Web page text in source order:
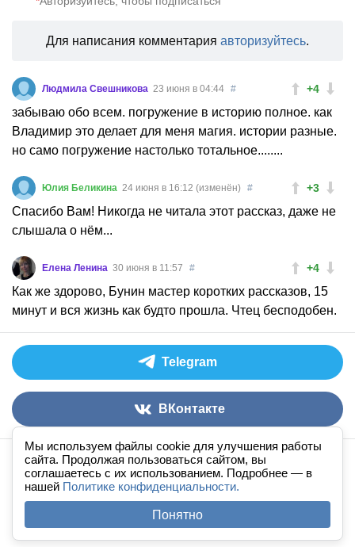
Мы используем файлы cookie для улучшения работы
сайта. Продолжая пользоваться сайтом, вы
соглашаетесь с их использованием. Подробнее — в
нашей Политике конфиденциальности.
Понятно
Для написания комментария авторизуйтесь.
+4
Людмила Свешникова 23 июня в 04:44 #
забываю обо всем. погружение в историю полное. как
Владимир это делает для меня магия. истории разные.
но само погружение настолько тотальное........
+3
Юлия Беликина 24 июня в 16:12 (изменён) #
Спасибо Вам! Никогда не читала этот рассказ, даже не
слышала о нём...
+4
Елена Ленина 30 июня в 11:57 #
Как же здорово, Бунин мастер коротких рассказов, 15
минут и вся жизнь как будто прошла. Чтец бесподобен.
Telegram
ВКонтакте
Аудиокниги слушать онлайн книгав ухе
По всем вопросам:admin@knigavuhe.ru
Правила сайта ·
Полная версия
· Новый дизайн